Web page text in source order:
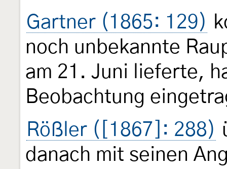
Gartner (1865: 129)
noch unbekannte
am 21. Juni lieferte,
Beobachtung
Rößler ([1867]: 288)
danach mit seinen